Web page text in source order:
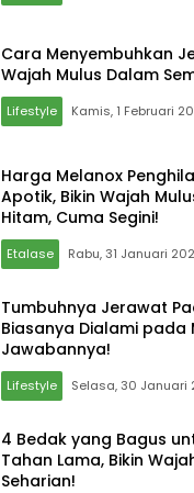
Cara Menyembuhkan
Wajah Mulus Dalam
Lifestyle Kamis, 1 Februari
Harga Melanox
Apotik, Bikin Wajah
Hitam, Cuma Segini!
Etalase Rabu, 31 Januari
Tumbuhnya Jerawat
Biasanya Dialami pada
Jawabannya!
Lifestyle Selasa, 30 Januari
4 Bedak yang Bagus
Tahan Lama, Bikin
Seharian!